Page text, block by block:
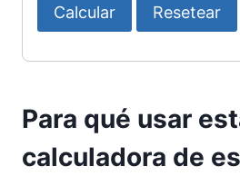
Calcular Resetear
Para qué usar
calculadora de